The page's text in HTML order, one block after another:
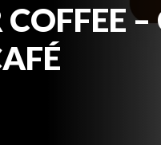
COFFEE